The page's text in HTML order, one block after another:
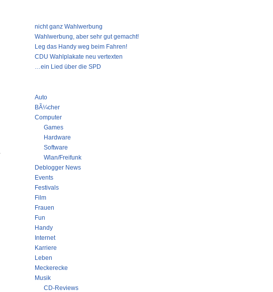
nicht ganz Wahlwerbung
Wahlwerbung, aber sehr gut gemacht!
Leg das Handy weg beim Fahren!
CDU Wahlplakate neu vertexten
…ein Lied über die SPD
Auto
BÃ¼cher
Computer
Games
Hardware
Software
Wlan/Freifunk
Deblogger News
Events
Festivals
Film
Frauen
Fun
Handy
Internet
Karriere
Leben
Meckerecke
Musik
CD-Reviews